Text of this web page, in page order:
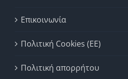
Επικοινωνία
Πολιτική Cookies (ΕΕ)
Πολιτική απορρήτου